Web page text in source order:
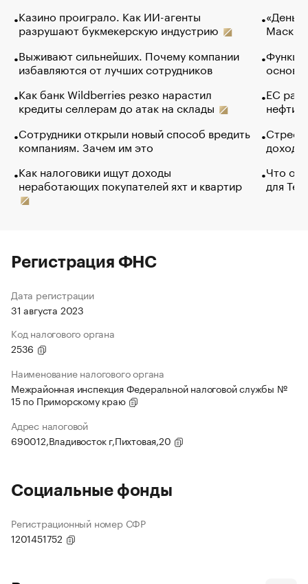
Казино проиграло. Как ИИ-агенты
разрушают букмекерскую индустрию
Выживают сильнейших. Почему компании
избавляются от лучших сотрудников
Как банк Wildberries резко нарастил
кредиты селлерам до атак на склады
Сотрудники открыли новый способ вредить
компаниям. Зачем им это
Как налоговики ищут доходы
неработающих покупателей яхт и квартир
Маск в
основ
ЕС
нефти
Что
для
Регистрация ФНС
Дата регистрации
31 августа 2023
Код налогового органа
2536
Наименование налогового органа
Межрайонная инспекция Федеральной налоговой службы №
15 по Приморскому краю
Адрес налоговой
690012,Владивосток г,Пихтовая,20
Социальные фонды
Регистрационный номер СФР
1201451752